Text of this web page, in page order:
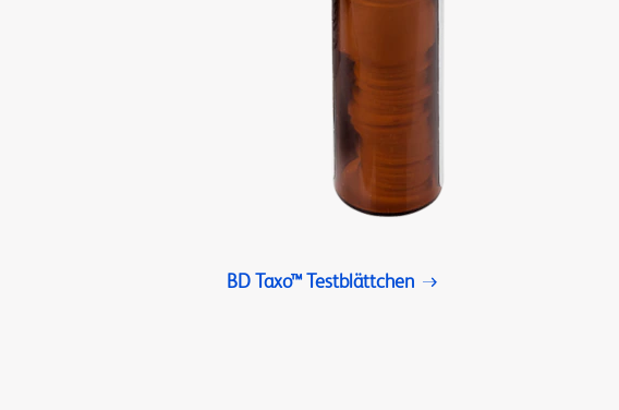
BD Taxo™ Testblättchen